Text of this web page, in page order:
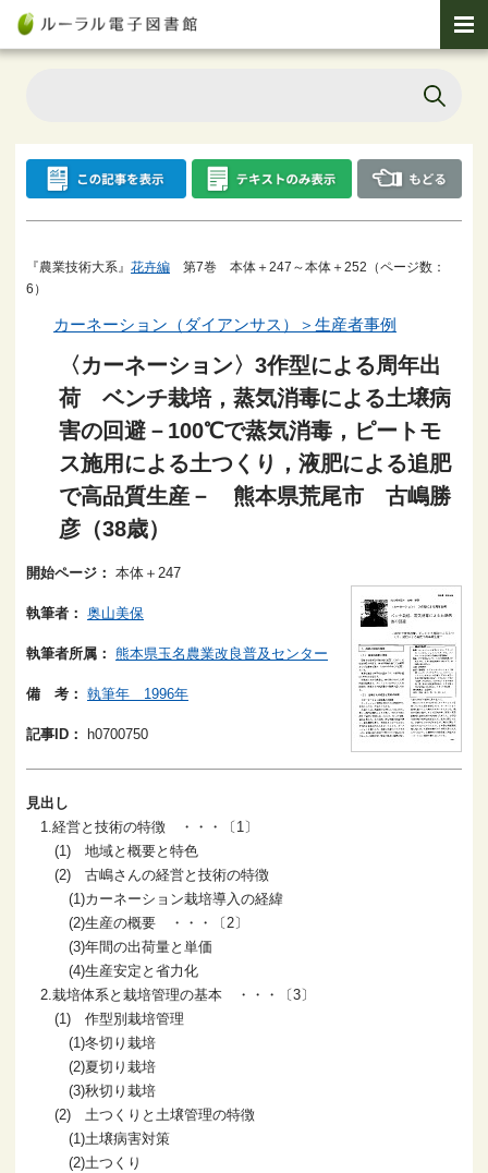
『農業技術大系』 花卉編 第7巻 本体＋247～本体＋252（ページ数：
6）
カーネーション（ダイアンサス）＞生産者事例
〈カーネーション〉3作型による周年出
荷 ベンチ栽培，蒸気消毒による土壌病
害の回避－100℃で蒸気消毒，ピートモ
ス施用による土つくり，液肥による追肥
で高品質生産－ 熊本県荒尾市 古嶋勝
彦（38歳）
開始ページ： 本体＋247
執筆者： 奥山美保
執筆者所属： 熊本県玉名農業改良普及センター
備 考： 執筆年 1996年
記事ID： h0700750
見出し
1.経営と技術の特徴 ・・・〔1〕
(1) 地域と概要と特色
(2) 古嶋さんの経営と技術の特徴
(1)カーネーション栽培導入の経緯
(2)生産の概要 ・・・〔2〕
(3)年間の出荷量と単価
(4)生産安定と省力化
2.栽培体系と栽培管理の基本 ・・・〔3〕
(1) 作型別栽培管理
(1)冬切り栽培
(2)夏切り栽培
(3)秋切り栽培
(2) 土つくりと土壌管理の特徴
(1)土壌病害対策
(2)土つくり